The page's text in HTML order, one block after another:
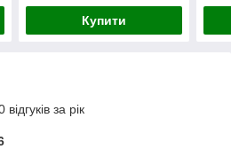
Купити
за рік